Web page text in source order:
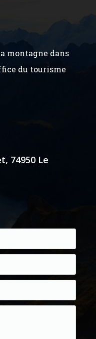
montagne dans
du tourisme
74950 Le